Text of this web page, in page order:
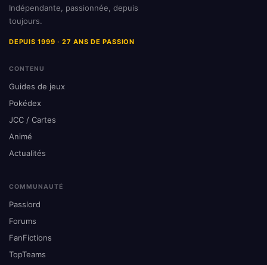
Indépendante, passionnée, depuis
toujours.
DEPUIS 1999 · 27 ANS DE PASSION
CONTENU
Guides de jeux
Pokédex
JCC / Cartes
Animé
Actualités
COMMUNAUTÉ
Passlord
Forums
FanFictions
TopTeams